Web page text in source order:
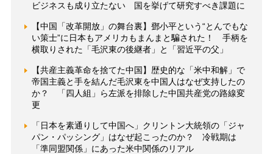
ビジネスも成り立たない 国を挙げて研究すべき課題に
【中国「改革開放」の舞台裏】鄧小平という“とんでもな
い策士”に日本もアメリカもまんまと騙された！ 手柄を
横取りされた「毛沢東の後継者」と「習近平の父」
【共産主義革命を捨てた中国】歴史的な「米中和解」で
帝国主義と手を結んだ毛沢東を中国人はなぜ支持したの
か？ 「四人組」ら左派を排除した中国共産党の路線変
更
「日本を素通りして中国へ」クリントン大統領の「ジャ
パン・パッシング」はなぜ起こったのか？ 冷戦期は
「準同盟関係」にあった米中関係のリアル